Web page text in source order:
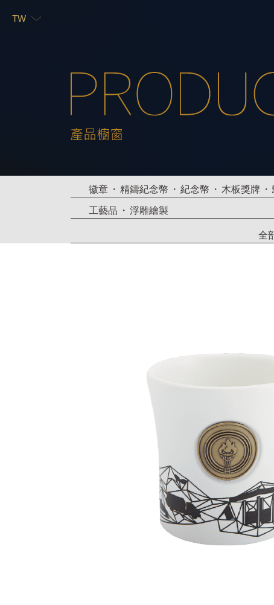
TW
徽章 精鑄紀念幣 紀念幣 木板獎牌
工藝品 浮雕繪製
全